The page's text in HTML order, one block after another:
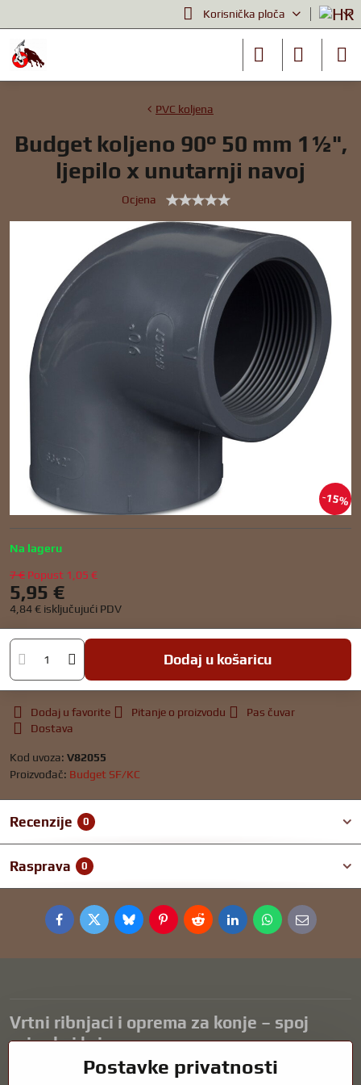
Korisnička ploča
15%
PVC koljena
Budget koljeno 90° 50 mm 1½",
ljepilo x unutarnji navoj
Ocjena
Na lageru
7 € Popust 1,05 €
5,95 €
4,84 € isključujući PDV
Dodaj u košaricu
Dodaj u favorite Pitanje o proizvodu
Pas čuvar
Dostava
Kod uvoza: V82055
Proizvođač: Budget SF/KC
Recenzije 0
Rasprava 0
FacebookTwitterBlueskyPinterestRedditLinkedInWhatsApp
E-
mail
Vrtni ribnjaci i oprema za konje – spoj
prirode i brige
Vrtni ribnjaci prekrasan su dodatak svakom eksterijeru i stvaraju
Postavke privatnosti